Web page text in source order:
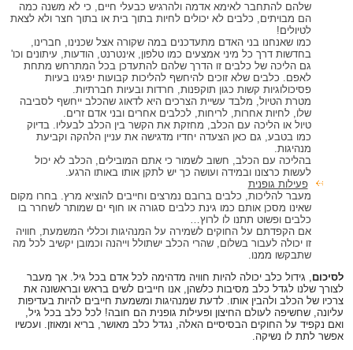
שלהם להתחבר לאימא אדמה ולהרגיש כבעלי חיים, כי לא משנה כמה
הם מבויתים, כלבים לא יכולים לחיות בתוך בית או בתוך חצר ולא לצאת
לטיולים!
כמו שאנחנו בני האדם מתעדכנים במה שקורה אצל שכנינו, חברינו,
בחדשות דרך כל מיני אמצעים כמו טלפון, אינטרנט, הודעות, עיתונים וכו'
גם הליכה של כלבים זו הדרך שלהם להתעדכן בכל המתרחש מתחת
לאפם. כלבים שלא זוכים להיחשף להליכות קבועות יפגינו בעיות
פסיכולוגיות קשות כגון תוקפנות, חרדות ובעיות חברתיות.
מטרת הטיול, מלבד עשיית הצרכים היא לדאוג שהכלב ייחשף לסביבה
שלו, לחיות אחרות, לריחות, לכלבים אחרים ובני אדם זרים.
טיול או הליכה עם הכלב, מחזקת את הקשר בין הכלב לבעליו. בדיוק
כמו בטבע, גם כאן הצעדה יחדיו מדגישה את עניין הלהקה וקביעת
מנהיגות.
בהליכה עם הכלב, חשוב לשמור כי אתם המובילים, הכלב לא יכול
לעשות כרצונו ובמידה ועושה כך יש לתקן אותו באותו הרגע.
פעילות גופנית
מעבר להליכות, כלבים ברובם נמרצים וחייבים להוציא מרץ. בחרו מקום
שאינו מסכן אותם כמו גינת כלבים סגורה או חוף ים שמותר לשחרר בו
כלבים ופשוט תתנו לו לרוץ…
אם הקפדתם על החוקים לשמירה על המנהיגות וכללי המשמעת, חוויה
זו יכולה לעבור בשלום, שהרי הכלב ישתולל וייהנה וכמובן יקשיב לכל מה
שתבקשו ממנו.
לסיכום, גידול כלב יכולה להיות חוויה מדהימה לכל אדם בכל גיל. אך מעבר
לצורך שלנו לגדל כלב מסיבות כלשהן, אנו חייבים לשים בראש ובראשונה את
צרכיו של הכלב ולהבין אותו. לדעת שמנהיגות ומשמעת חייבים להיות בעדיפות
עליונה, שחשיפה לעולם החיצון ופעילות גופנית הם חובה! לכל כלב בכל גיל,
ואם נקפיד על החוקים הבסיסיים האלה, נגדל כלב מאושר, בריא ומאוזן. ועכשיו
אפשר לתת לו נשיקה.